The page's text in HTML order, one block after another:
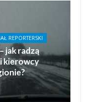
REPORTERSKI
jak radzą
kierowcy